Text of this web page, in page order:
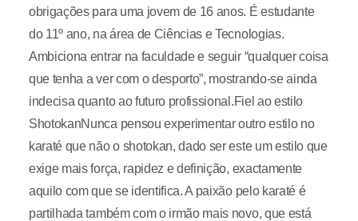
obrigações para uma jovem de 16 anos. É estudante
do 11º ano, na área de Ciências e Tecnologias.
Ambiciona entrar na faculdade e seguir “qualquer coisa
que tenha a ver com o desporto”, mostrando-se ainda
indecisa quanto ao futuro profissional.Fiel ao estilo
ShotokanNunca pensou experimentar outro estilo no
karaté que não o shotokan, dado ser este um estilo que
exige mais força, rapidez e definição, exactamente
aquilo com que se identifica. A paixão pelo karaté é
partilhada também com o irmão mais novo, que está